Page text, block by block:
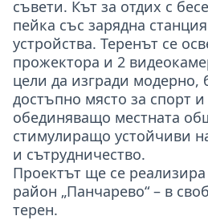
съвети. Кът за отдих с
пейка със зарядна
устройства. Теренът се
прожектора и 2
цели да изгради модерно,
достъпно място за спорт
обединяващо местната
стимулиращо устойчиви
и сътрудничество.
Проектът ще се
район „Панчарево“ – в
терен.